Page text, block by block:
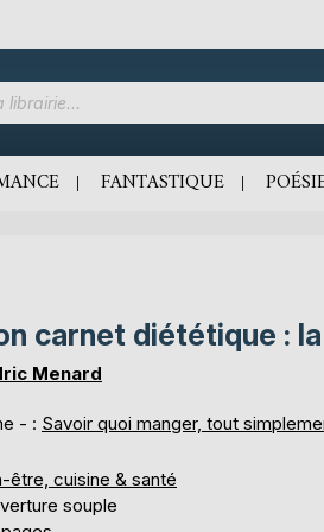
FANTASTIQUE
carnet diététique :
Menard
- : Savoir quoi manger, tout
être, cuisine & santé
souple